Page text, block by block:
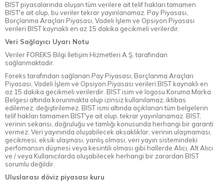
BIST piyasalarında oluşan tüm verilere ait telif hakları tamamen
BIST'e ait olup, bu veriler tekrar yayınlanamaz. Pay Piyasası,
Borçlanma Araçları Piyasası, Vadeli İşlem ve Opsiyon Piyasası
verileri BIST kaynaklı en az 15 dakika gecikmeli verilerdir.
Veri Sağlayıcı Uyarı Notu
Veriler FOREKS Bilgi İletişim Hizmetleri A.Ş. tarafından
sağlanmaktadır.
Foreks tarafından sağlanan Pay Piyasası, Borçlanma Araçları
Piyasası, Vadeli İşlem ve Opsiyon Piyasası verileri BIST kaynaklı en
az 15 dakika gecikmeli verilerdir. BIST isim ve logosu Koruma Marka
Belgesi altında korunmakta olup izinsiz kullanılamaz, iktibas
edilemez, değiştirilemez. BIST ismi altında açıklanan tüm belgelerin
telif hakları tamamen BIST'ye ait olup, tekrar yayınlanamaz. BIST,
verinin sekansı, doğruluğu ve tamlığı konusunda herhangi bir garanti
vermez. Veri yayınında oluşabilecek aksaklıklar, verinin ulaşmaması,
gecikmesi, eksik ulaşması, yanlış olması, veri yayın sistemindeki
perfomansın düşmesi veya kesintili olması gibi hallerde Alıcı, Alt Alıcı
ve / veya Kullanıcılarda oluşabilecek herhangi bir zarardan BIST
sorumlu değildir.
Uluslarası döviz piyasası kuru